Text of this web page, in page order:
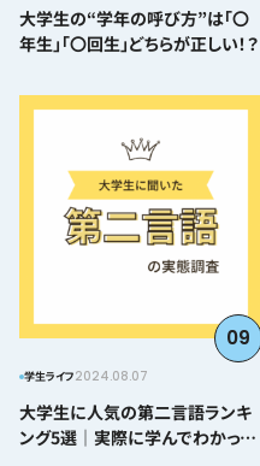
大学生の“学年の呼び方”は「〇
年生」「〇回生」どちらが正しい！？
09
学生ライフ2024.08.07
大学生に人気の第二言語ランキ
ング5選｜実際に学んでわかった